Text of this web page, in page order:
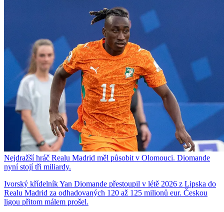
Nejdražší hráč Realu Madrid měl působit v Olomouci. Diomande
nyní stojí tři miliardy.
Ivorský křídelník Yan Diomande přestoupil v létě 2026 z Lipska do
Realu Madrid za odhadovaných 120 až 125 milionů eur. Českou
ligou přitom málem prošel.